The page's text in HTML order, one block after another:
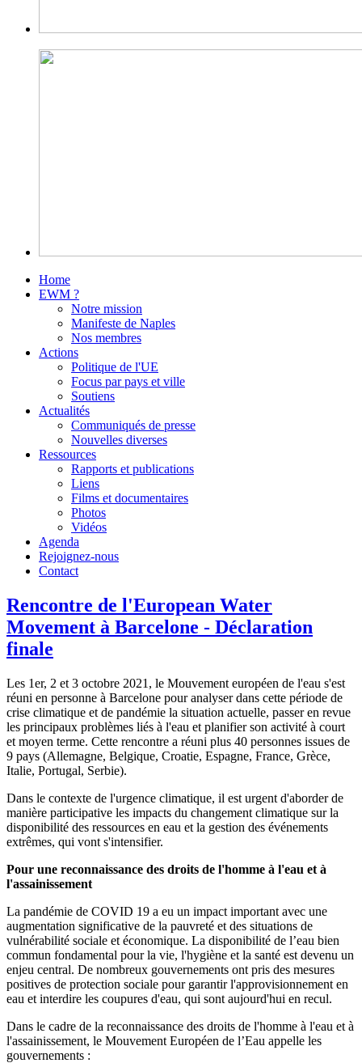
Home
EWM ?
Notre mission
Manifeste de Naples
Nos membres
Actions
Politique de l'UE
Focus par pays et ville
Soutiens
Actualités
Communiqués de presse
Nouvelles diverses
Ressources
Rapports et publications
Liens
Films et documentaires
Photos
Vidéos
Agenda
Rejoignez-nous
Contact
Rencontre de l'European Water
Movement à Barcelone - Déclaration
finale
Les 1er, 2 et 3 octobre 2021, le Mouvement européen de l'eau s'est
réuni en personne à Barcelone pour analyser dans cette période de
crise climatique et de pandémie la situation actuelle, passer en revue
les principaux problèmes liés à l'eau et planifier son activité à court
et moyen terme. Cette rencontre a réuni plus 40 personnes issues de
9 pays (Allemagne, Belgique, Croatie, Espagne, France, Grèce,
Italie, Portugal, Serbie).
Dans le contexte de l'urgence climatique, il est urgent d'aborder de
manière participative les impacts du changement climatique sur la
disponibilité des ressources en eau et la gestion des événements
extrêmes, qui vont s'intensifier.
Pour une reconnaissance des droits de l'homme à l'eau et à
l'assainissement
La pandémie de COVID 19 a eu un impact important avec une
augmentation significative de la pauvreté et des situations de
vulnérabilité sociale et économique. La disponibilité de l’eau bien
commun fondamental pour la vie, l'hygiène et la santé est devenu un
enjeu central. De nombreux gouvernements ont pris des mesures
positives de protection sociale pour garantir l'approvisionnement en
eau et interdire les coupures d'eau, qui sont aujourd'hui en recul.
Dans le cadre de la reconnaissance des droits de l'homme à l'eau et à
l'assainissement, le Mouvement Européen de l’Eau appelle les
gouvernements :